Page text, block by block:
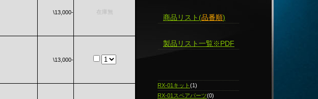
\13,000- 在庫無
\13,000-
商品リスト(品番順)
製品リスト一覧※PDF
RX-01キット (1)
RX-01スペアパーツ(0)